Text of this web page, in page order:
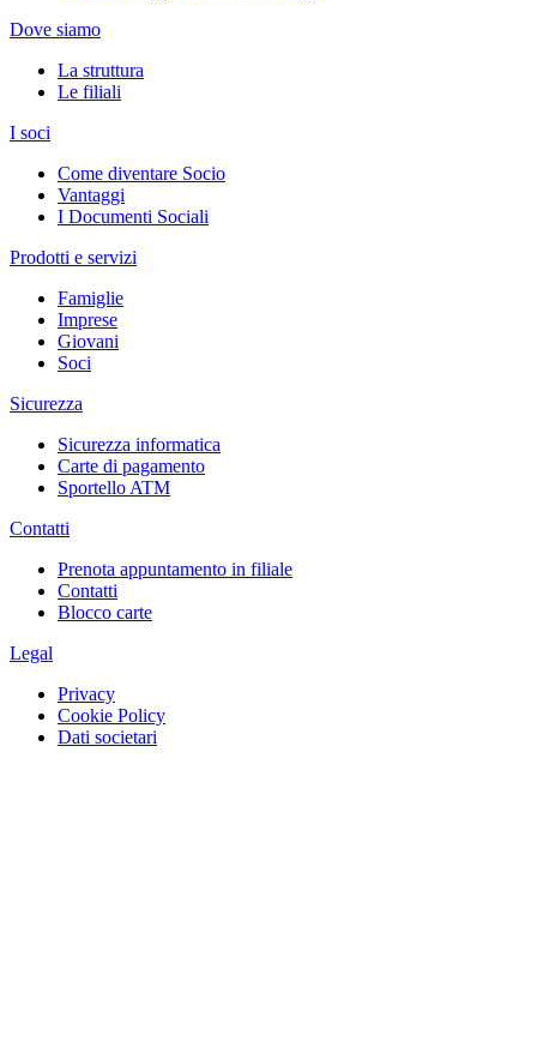
Dove siamo
La struttura
Le filiali
I soci
Come diventare Socio
Vantaggi
I Documenti Sociali
Prodotti e servizi
Famiglie
Imprese
Giovani
Soci
Sicurezza
Sicurezza informatica
Carte di pagamento
Sportello ATM
Contatti
Prenota appuntamento in filiale
Contatti
Blocco carte
Legal
Privacy
Cookie Policy
Dati societari